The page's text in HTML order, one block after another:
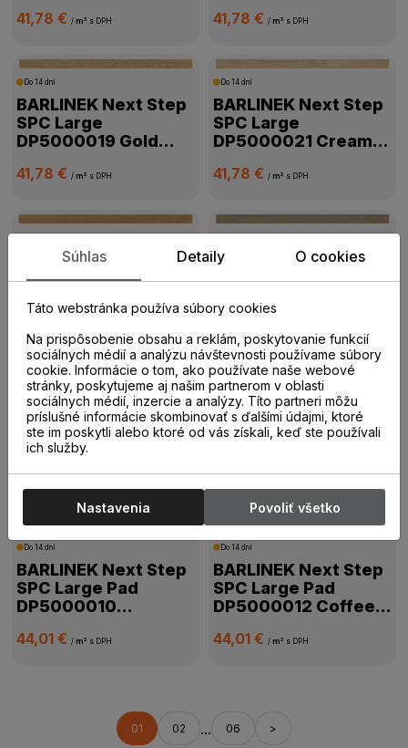
41,78 €/ m² s DPH 41,78 € / m² s DPH
Do 14 dní
BARLINEK Next Step
SPC Large
DP5000019 Gold
41,78 €/ m² s DPH
Do 14 dní
BARLINEK Next Step
SPC Large
DP5000021 Cream
41,78 € / m² s DPH
BARLINEK Next Step
SPC Large
Oak
BARLINEK Next Step
SPC Large Pad
Oak
Do 14 dní
BARLINEK Next Step
SPC Large Pad
DP5000006
Diamond Oak
Do 14 dní
BARLINEK Next Step
SPC Large Pad
Oak
Do 14 dní
BARLINEK Next Step
SPC Large Pad
DP5000010
44,01 €/ m² s DPH
Do 14 dní
BARLINEK Next Step
SPC Large Pad
DP5000012 Coffee
44,01 € / m² s DPH
01 02 ... 06 >
Súhlas Detaily O cookies
Táto webstránka používa súbory cookies
Na prispôsobenie obsahu a reklám, poskytovanie funkcií
sociálnych médií a analýzu návštevnosti používame súbory
cookie. Informácie o tom, ako používate naše webové
stránky, poskytujeme aj našim partnerom v oblasti
sociálnych médií, inzercie a analýzy. Títo partneri môžu
príslušné informácie skombinovať s ďalšími údajmi, ktoré
ste im poskytli alebo ktoré od vás získali, keď ste používali
ich služby.
Nastavenia Povoliť všetko